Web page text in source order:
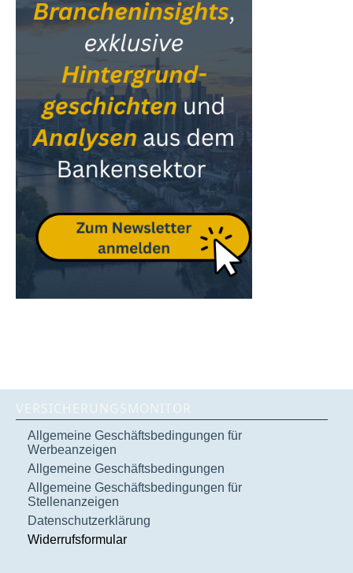
VERSICHERUNGSMONITOR
Allgemeine Geschäftsbedingungen für
Werbeanzeigen
Allgemeine Geschäftsbedingungen
Allgemeine Geschäftsbedingungen für
Stellenanzeigen
Datenschutzerklärung
Widerrufsformular